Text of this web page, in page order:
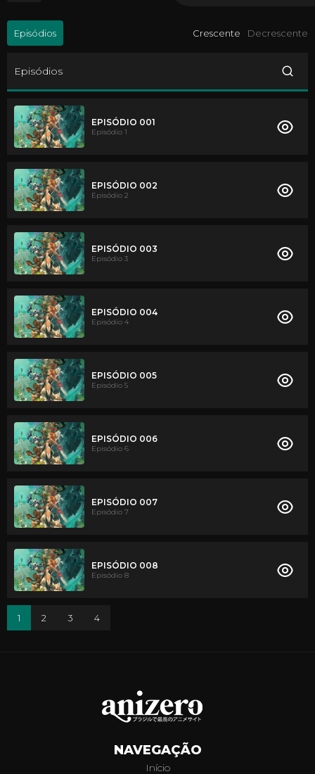
Episódios Crescente Decrescente
Episódios
EPISÓDIO 001
Episódio 1
EPISÓDIO 002
Episódio 2
EPISÓDIO 003
Episódio 3
EPISÓDIO 004
Episódio 4
EPISÓDIO 005
Episódio 5
EPISÓDIO 006
Episódio 6
EPISÓDIO 007
Episódio 7
EPISÓDIO 008
Episódio 8
1 2 3 4
NAVEGAÇÃO
Início